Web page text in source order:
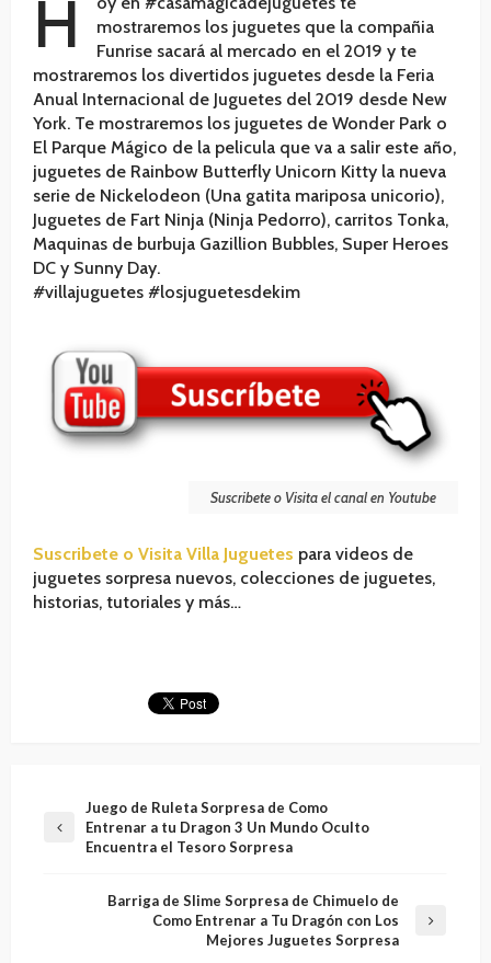
H
mostraremos los juguetes que la compañia
Funrise sacará al mercado en el 2019 y te
mostraremos los divertidos juguetes desde la Feria
Anual Internacional de Juguetes del 2019 desde New
York. Te mostraremos los juguetes de Wonder Park o
El Parque Mágico de la pelicula que va a salir este año,
juguetes de Rainbow Butterfly Unicorn Kitty la nueva
serie de Nickelodeon (Una gatita mariposa unicorio),
Juguetes de Fart Ninja (Ninja Pedorro), carritos Tonka,
Maquinas de burbuja Gazillion Bubbles, Super Heroes
DC y Sunny Day.
#villajuguetes #losjuguetesdekim
Suscribete o Visita el canal en Youtube
Suscribete o Visita Villa Juguetes para videos de
juguetes sorpresa nuevos, colecciones de juguetes,
historias, tutoriales y más…
Juego de Ruleta Sorpresa de Como
Entrenar a tu Dragon 3 Un Mundo Oculto
Encuentra el Tesoro Sorpresa
Barriga de Slime Sorpresa de Chimuelo de
Como Entrenar a Tu Dragón con Los
Mejores Juguetes Sorpresa